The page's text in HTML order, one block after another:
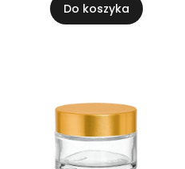
Do koszyka